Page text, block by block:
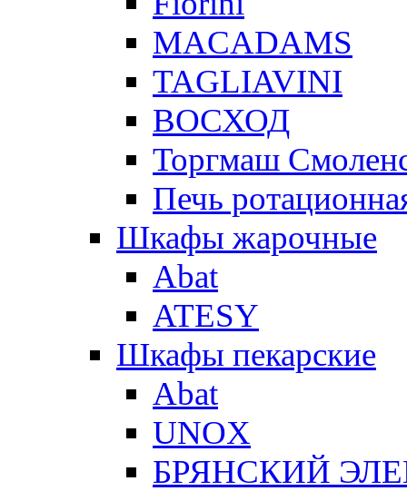
MACADAMS
TAGLIAVINI
ВОСХОД
Торгмаш
Печь
Шкафы жарочные
Abat
ATESY
Шкафы пекарские
Abat
UNOX
БРЯНСКИЙ